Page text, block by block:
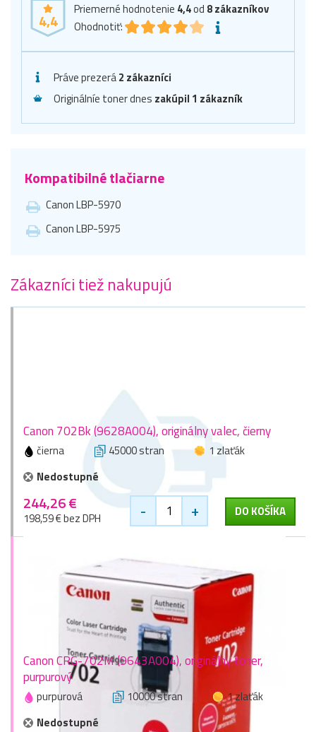
4,4
Priemerné hodnotenie 4,4od 8zákazníkov
Ohodnotiť:
Práve prezerá2 zákazníci
Originálníe toner dnes zakúpil 1 zákazník
Kompatibilné tlačiarne
Canon LBP-5970
Canon LBP-5975
Zákazníci tiež nakupujú
Canon 702Bk (9628A004), originálny valec, čierny
čierna 45000 stran
1 zlaťák
Nedostupné
244,26 €
198,59 € bez DPH - + DO KOŠÍKA
Canon CRG-702M (9643A004), originálny toner,
purpurový
purpurová 10000 stran
1 zlaťák
Nedostupné